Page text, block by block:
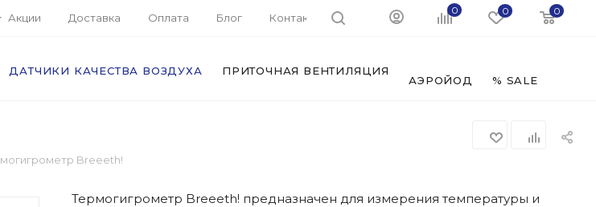
Акции Доставка Оплата Блог Контакты
0 0 0
ДАТЧИКИ КАЧЕСТВА ВОЗДУХА ПРИТОЧНАЯ ВЕНТИЛЯЦИЯ
АЭРОЙОД % SALE
Breeeth!
Термогигрометр Breeeth! предназначен для измерения температуры и